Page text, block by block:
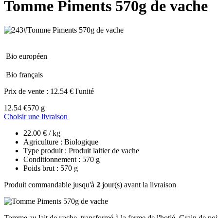
Tomme Piments 570g de vache
Bio européen
Bio français
Prix de vente : 12.54 € l'unité
12.54 €570 g
Choisir une livraison
22.00 € / kg
Agriculture : Biologique
Type produit : Produit laitier de vache
Conditionnement : 570 g
Poids brut : 570 g
Produit commandable jusqu'à 2 jour(s) avant la livraison